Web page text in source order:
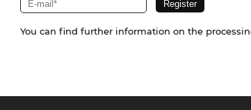
You can find further information on the